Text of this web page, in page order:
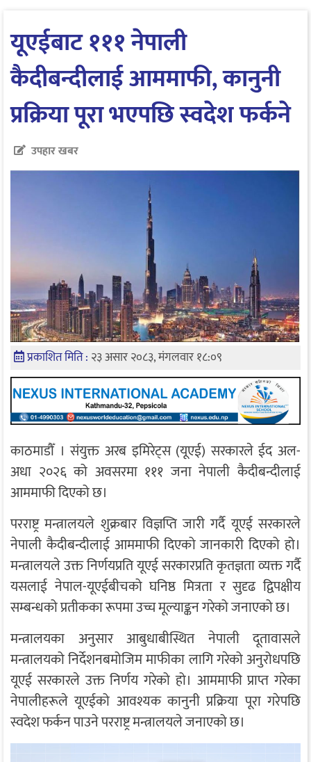
यूएईबाट १११ नेपाली
कैदीबन्दीलाई आममाफी, कानुनी
प्रक्रिया पूरा भएपछि स्वदेश फर्कने
उपहार खबर
प्रकाशित मिति : २३ असार २०८३, मंगलवार १८:०९
काठमाडौँ । संयुक्त अरब इमिरेट्स (यूएई) सरकारले ईद अल-
अधा २०२६ को अवसरमा १११ जना नेपाली कैदीबन्दीलाई
आममाफी दिएको छ।
परराष्ट्र मन्त्रालयले शुक्रबार विज्ञप्ति जारी गर्दै यूएई सरकारले
नेपाली कैदीबन्दीलाई आममाफी दिएको जानकारी दिएको हो।
मन्त्रालयले उक्त निर्णयप्रति यूएई सरकारप्रति कृतज्ञता व्यक्त गर्दै
यसलाई नेपाल-यूएईबीचको घनिष्ठ मित्रता र सुदृढ द्विपक्षीय
सम्बन्धको प्रतीकका रूपमा उच्च मूल्याङ्कन गरेको जनाएको छ।
मन्त्रालयका अनुसार आबुधाबीस्थित नेपाली दूतावासले
मन्त्रालयको निर्देशनबमोजिम माफीका लागि गरेको अनुरोधपछि
यूएई सरकारले उक्त निर्णय गरेको हो। आममाफी प्राप्त गरेका
नेपालीहरूले यूएईको आवश्यक कानुनी प्रक्रिया पूरा गरेपछि
स्वदेश फर्कन पाउने परराष्ट्र मन्त्रालयले जनाएको छ।